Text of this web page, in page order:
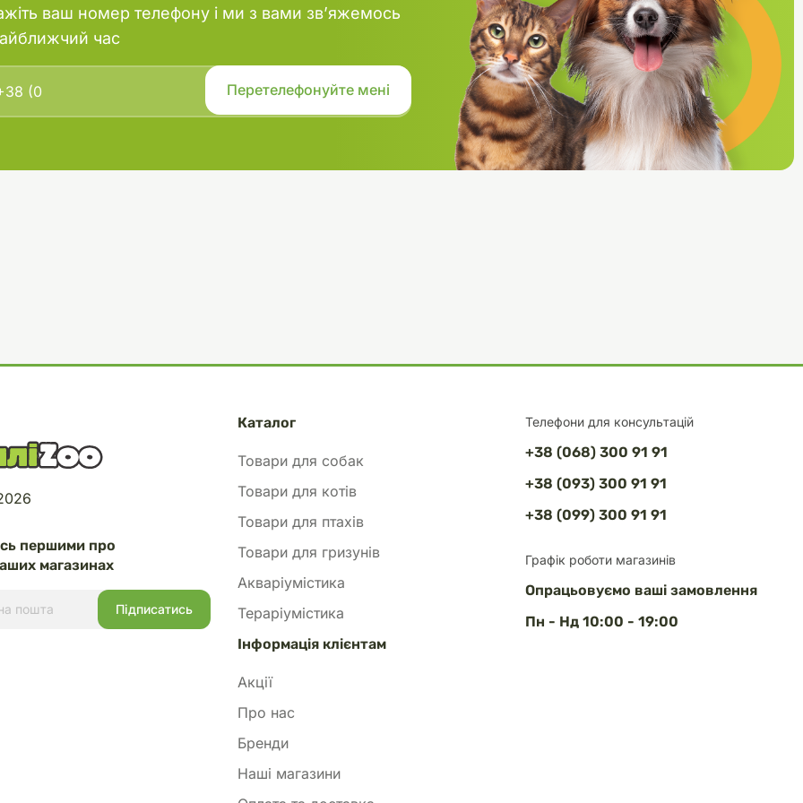
ваш номер телефону і ми з вами зв’яжемось
час
Телефони для консультацій
+38 (068) 300 91 91
+38 (093) 300 91 91
+38 (099) 300 91 91
Графік роботи магазинів
Опрацьовуємо ваші замовлення
Пн - Нд 10:00 - 19:00
першими про
магазинах
Каталог
Товари для собак
Товари для котів
Товари для птахів
Товари для гризунів
Акваріумістика
Тераріумістика
Інформація клієнтам
Акції
Про нас
Бренди
Наші магазини